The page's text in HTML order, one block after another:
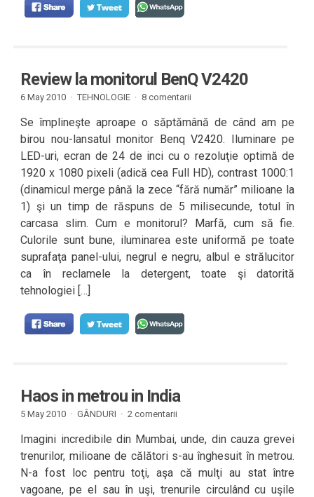
Review la monitorul BenQ V2420
6 May 2010 · TEHNOLOGIE · 8 comentarii
Se împlineşte aproape o săptămână de când am pe
birou nou-lansatul monitor Benq V2420. Iluminare pe
LED-uri, ecran de 24 de inci cu o rezoluţie optimă de
1920 x 1080 pixeli (adică cea Full HD), contrast 1000:1
(dinamicul merge până la zece “fără număr” milioane la
1) şi un timp de răspuns de 5 milisecunde, totul în
carcasa slim. Cum e monitorul? Marfă, cum să fie.
Culorile sunt bune, iluminarea este uniformă pe toate
suprafaţa panel-ului, negrul e negru, albul e strălucitor
ca în reclamele la detergent, toate şi datorită
tehnologiei […]
Haos in metrou in India
5 May 2010 · GÂNDURI · 2 comentarii
Imagini incredibile din Mumbai, unde, din cauza grevei
trenurilor, milioane de călători s-au înghesuit în metrou.
N-a fost loc pentru toţi, aşa că mulţi au stat între
vagoane, pe el sau în uşi, trenurile circulând cu uşile